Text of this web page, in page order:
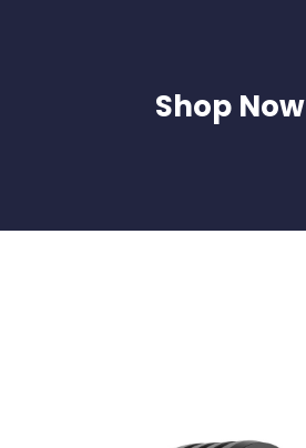
Shop Now